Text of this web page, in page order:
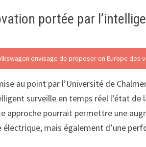
portée par
envisage de proposer en Europe des
au point par l’Université de
surveille en temps réel l’état de
approche pourrait permettre une
électrique, mais également d’une